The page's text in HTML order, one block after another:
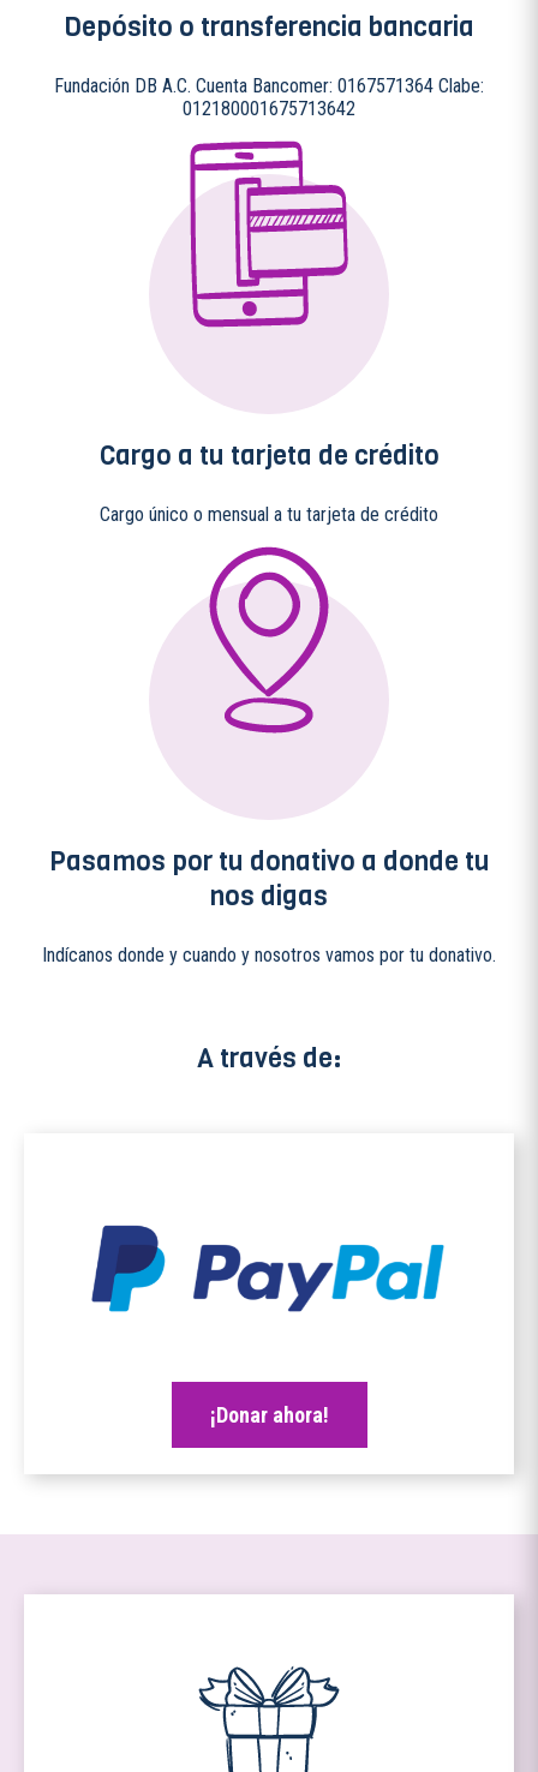
Depósito o transferencia bancaria
Fundación DB A.C. Cuenta Bancomer: 0167571364 Clabe:
012180001675713642
Cargo a tu tarjeta de crédito
Cargo único o mensual a tu tarjeta de crédito
Pasamos por tu donativo a donde tu
nos digas
Indícanos donde y cuando y nosotros vamos por tu donativo.
A través de:
¡Donar ahora!